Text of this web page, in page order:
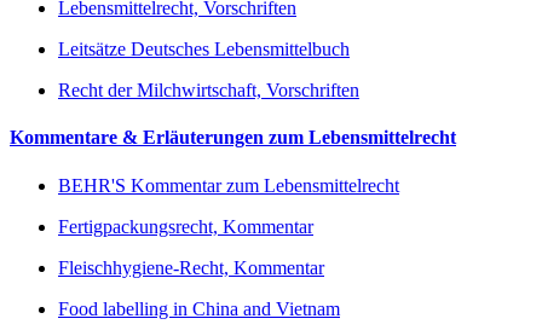
Lebensmittelrecht, Vorschriften
Leitsätze Deutsches Lebensmittelbuch
Recht der Milchwirtschaft, Vorschriften
Kommentare & Erläuterungen zum Lebensmittelrecht
BEHR'S Kommentar zum Lebensmittelrecht
Fertigpackungsrecht, Kommentar
Fleischhygiene-Recht, Kommentar
Food labelling in China and Vietnam